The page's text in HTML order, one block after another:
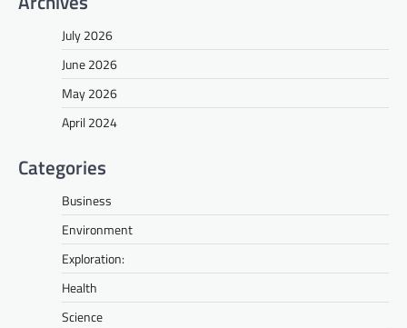
July 2026
June 2026
May 2026
April 2024
Categories
Business
Environment
Exploration:
Health
Science